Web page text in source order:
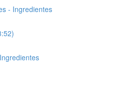
- Ingredientes